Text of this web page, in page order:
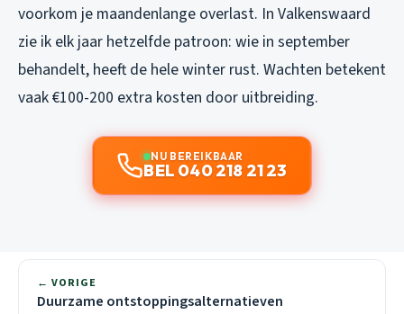
voorkom je maandenlange overlast. In Valkenswaard
zie ik elk jaar hetzelfde patroon: wie in september
behandelt, heeft de hele winter rust. Wachten betekent
vaak €100-200 extra kosten door uitbreiding.
NU BEREIKBAAR
BEL 040 218 21 23
← VORIGE
Duurzame ontstoppingsalternatieven